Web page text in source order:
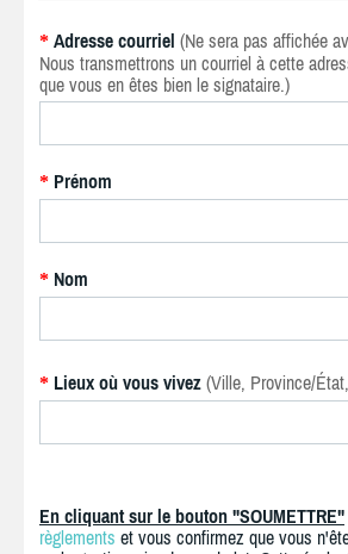
* Adresse courriel (Ne sera pas affichée
Nous transmettrons un courriel à cette
que vous en êtes bien le signataire.)
* Prénom
* Nom
* Lieux où vous vivez (Ville, Province/
En cliquant sur le bouton "SOUMETTRE"
règlements et vous confirmez que vous